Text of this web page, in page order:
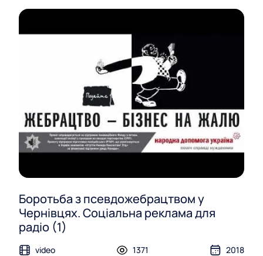
Боротьба з псевдожебрацтвом у
Чернівцях. Соціальна реклама для
радіо (1)
video 1371 2018